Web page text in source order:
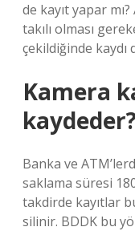
de kayıt yapar
takılı olması
çekildiğinde kaydı
Kamera
Banka ve
saklama süresi
takdirde kayıtlar
silinir. BDDK bu